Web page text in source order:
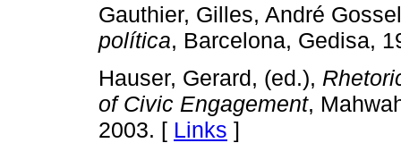
Gauthier, Gilles, André
política, Barcelona, Gedisa,
Hauser, Gerard, (ed.),
of Civic Engagement,
2003. [ Links ]